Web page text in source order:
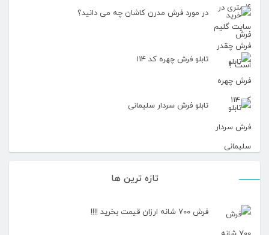
در مورد فرش مدرن کاشان چه می دانید؟
تابلو فرش چهره کد ۱۱۴
تابلو فرش سردار سلیمانی
تازه ترین ها
فرش ۷۰۰ شانه ارزان قیمت بخرید !!!!